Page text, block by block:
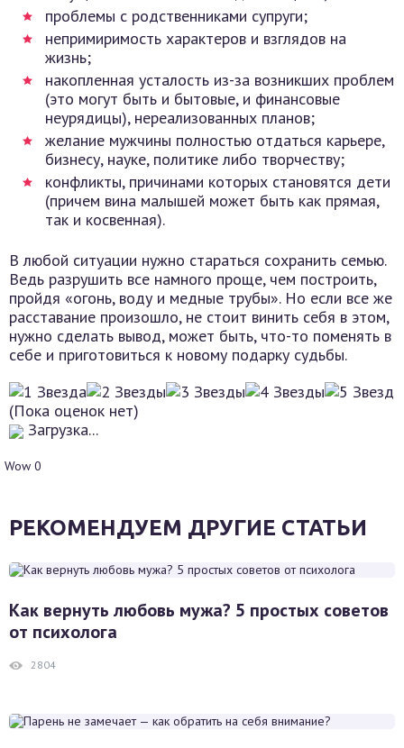
проблемы с родственниками супруги;
непримиримость характеров и взглядов на
жизнь;
накопленная усталость из-за возникших проблем
(это могут быть и бытовые, и финансовые
неурядицы), нереализованных планов;
желание мужчины полностью отдаться карьере,
бизнесу, науке, политике либо творчеству;
конфликты, причинами которых становятся дети
(причем вина малышей может быть как прямая,
так и косвенная).
В любой ситуации нужно стараться сохранить семью.
Ведь разрушить все намного проще, чем построить,
пройдя «огонь, воду и медные трубы». Но если все же
расставание произошло, не стоит винить себя в этом,
нужно сделать вывод, может быть, что-то поменять в
себе и приготовиться к новому подарку судьбы.
(Пока оценок нет)
Загрузка...
Wow 0
РЕКОМЕНДУЕМ ДРУГИЕ СТАТЬИ
Как вернуть любовь мужа? 5 простых советов
от психолога
2804